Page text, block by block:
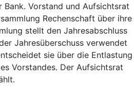
Bank. Vorstand und Aufsichtsrat
Rechenschaft über ihre
stellt den Jahresabschluss
Jahresüberschuss verwendet
sie über die Entlastung
Vorstandes. Der Aufsichtsrat